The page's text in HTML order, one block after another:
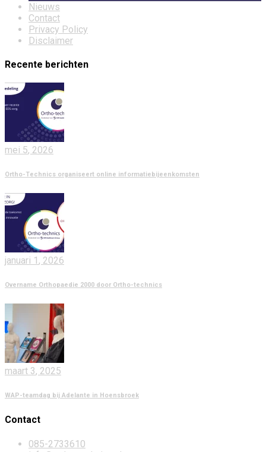
Nieuws
Contact
Privacy Policy
Disclaimer
Recente berichten
mei 5, 2026
Ortho-Technics organiseert online informatiebijeenkomsten
januari 1 , 2026
Overname Orthopaedie 2000 door Ortho-technics
maart 3, 2025
WAP-teamdag bij Adelante in Hoensbroek
Contact
085-2733610